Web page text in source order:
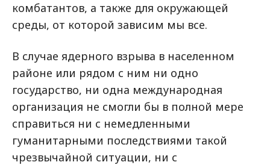
комбатантов, а также для окружающей
среды, от которой зависим мы все.
В случае ядерного взрыва в населенном
районе или рядом с ним ни одно
государство, ни одна международная
организация не смогли бы в полной мере
справиться ни с немедленными
гуманитарными последствиями такой
чрезвычайной ситуации, ни с